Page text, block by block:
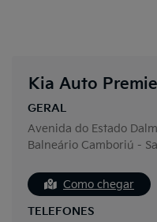
Kia Auto
GERAL
Avenida do Estado
Balneário Camboriú -
Como chegar
TELEFONES